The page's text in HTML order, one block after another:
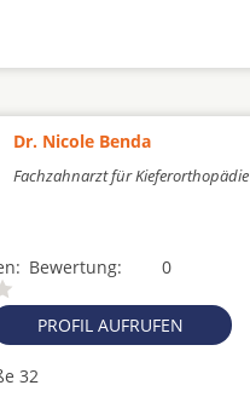
Dr. Nicole Benda
Fachzahnarzt für Kieferorthopädie
0
Bewertung:
PROFIL AUFRUFEN
32